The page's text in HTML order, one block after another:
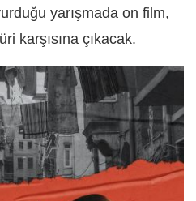
yarışmada on film,
karşısına çıkacak.